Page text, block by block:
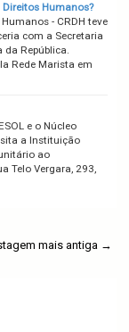
Humanos?
- CRDH teve
com a Secretaria
da República.
Rede Marista em
e o Núcleo
a Instituição
ao
Telo Vergara, 293,
mais antiga →